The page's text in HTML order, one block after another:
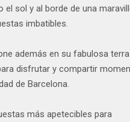
el sol y al borde de una
imbatibles.
además en su fabulosa
disfrutar y compartir
de Barcelona.
más apetecibles para